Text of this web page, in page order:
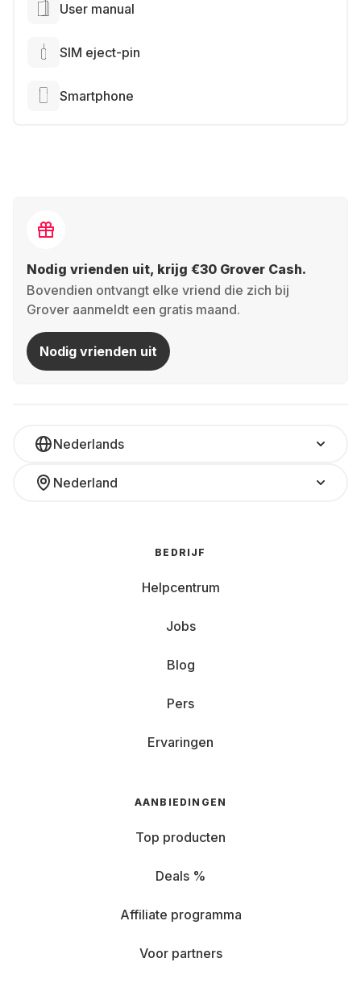
User manual
SIM eject-pin
Smartphone
Nodig vrienden uit, krijg €30 Grover Cash.
Bovendien ontvangt elke vriend die zich bij
Grover aanmeldt een gratis maand.
Nodig vrienden uit
Nederlands
Nederland
BEDRIJF
Helpcentrum
Jobs
Blog
Pers
Ervaringen
AANBIEDINGEN
Top producten
Deals %
Affiliate programma
Voor partners